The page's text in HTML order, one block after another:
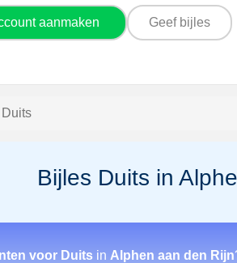
aanmaken Geef bijles
Duits
Bijles Duits in
voor Duits in Alphen aan den Rijn